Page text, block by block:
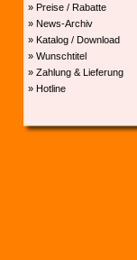
» Preise / Rabatte
» News-Archiv
» Katalog / Download
» Wunschtitel
» Zahlung & Lieferung
» Hotline